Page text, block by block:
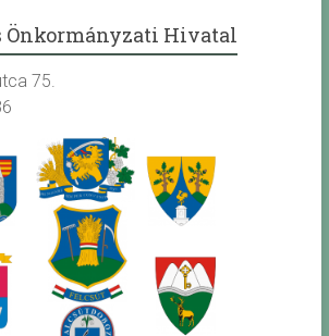
Önkormányzati Hivatal
75.